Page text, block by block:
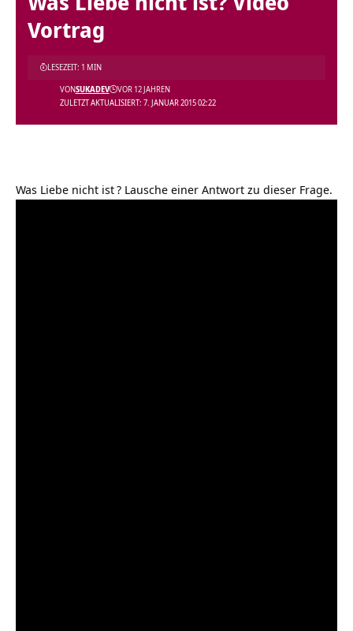
Vortrag
ZULETZT AKTUALISIERT: 7. JANUAR 2015 02:22
VONSUKADEV VOR 12 JAHREN
LESEZEIT: 1 MIN
Was Liebe nicht ist? Lausche einer Antwort zu dieser Frage.